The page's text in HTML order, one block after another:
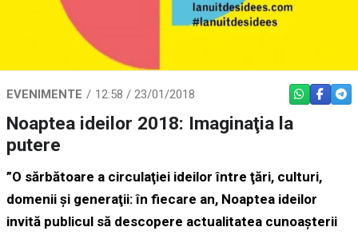
EVENIMENTE 12:58 / 23/01/2018 WHATSAPP
Noaptea ideilor 2018: Imaginaţia la
putere
”O sărbătoare a circulaţiei ideilor între ţări, culturi,
domenii şi generaţii: în fiecare an, Noaptea ideilor
invită publicul să descopere actualitatea cunoaşterii